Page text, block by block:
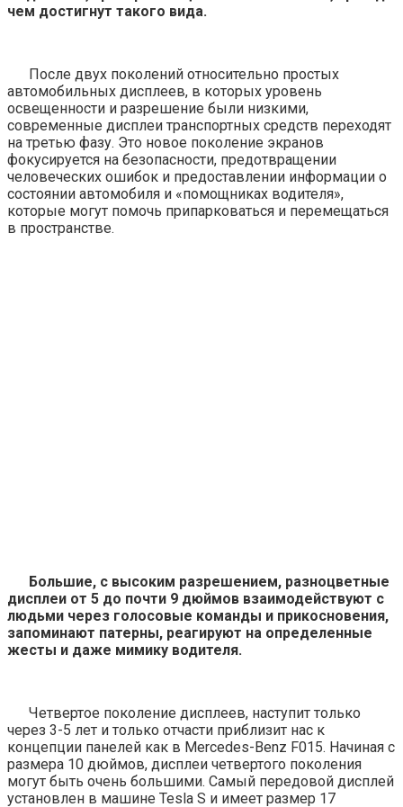
чем достигнут такого вида.
После двух поколений относительно простых
автомобильных дисплеев, в которых уровень
освещенности и разрешение были низкими,
современные дисплеи транспортных средств переходят
на третью фазу. Это новое поколение экранов
фокусируется на безопасности, предотвращении
человеческих ошибок и предоставлении информации о
состоянии автомобиля и «помощниках водителя»,
которые могут помочь припарковаться и перемещаться
в пространстве.
Большие, с высоким разрешением, разноцветные
дисплеи от 5 до почти 9 дюймов взаимодействуют с
людьми через голосовые команды и прикосновения,
запоминают патерны, реагируют на определенные
жесты и даже мимику водителя.
Четвертое поколение дисплеев, наступит только
через 3-5 лет и только отчасти приблизит нас к
концепции панелей как в Mercedes-Benz F015. Начиная с
размера 10 дюймов, дисплеи четвертого поколения
могут быть очень большими. Самый передовой дисплей
установлен в машине Tesla S и имеет размер 17